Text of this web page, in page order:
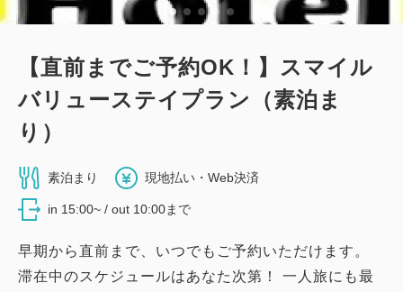
【直前までご予約OK！】スマイル
バリューステイプラン（素泊ま
り）
素泊まり 現地払い・Web決済
in 15:00~ / out 10:00まで
早期から直前まで、いつでもご予約いただけます。
滞在中のスケジュールはあなた次第！ 一人旅にも最